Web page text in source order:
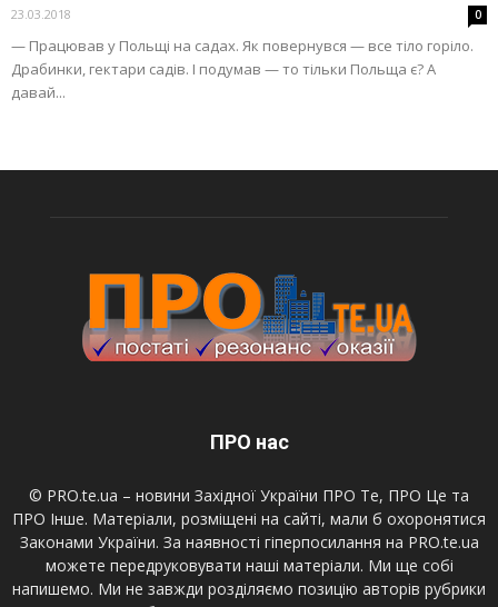
23.03.2018 0
— Працював у Польщі на садах. Як повернувся — все тіло горіло.
Драбинки, гектари садів. І подумав — то тільки Польща є? А
давай...
ПРО нас
© PRO.te.ua – новини Західної України ПРО Те, ПРО Це та
ПРО Інше. Матеріали, розміщені на сайті, мали б охоронятися
Законами України. За наявності гіперпосилання на PRO.te.ua
можете передруковувати наші матеріали. Ми ще собі
напишемо. Ми не завжди розділяємо позицію авторів рубрики